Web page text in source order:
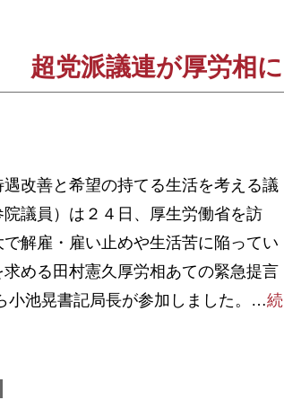
超党派議連が厚労相に
改善と希望の持てる生活を考える議
議員）は２４日、厚生労働省を訪
解雇・雇い止めや生活苦に陥ってい
める田村憲久厚労相あての緊急提言
池晃書記局長が参加しました。…続